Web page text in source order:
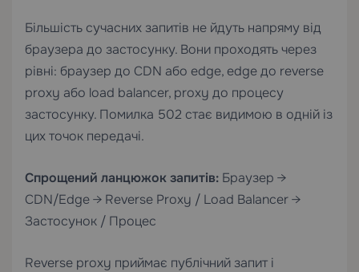
Більшість сучасних запитів не йдуть напряму від
браузера до застосунку. Вони проходять через
рівні: браузер до CDN або edge, edge до reverse
proxy або load balancer, proxy до процесу
застосунку. Помилка 502 стає видимою в одній із
цих точок передачі.
Спрощений ланцюжок запитів: Браузер →
CDN/Edge → Reverse Proxy / Load Balancer →
Застосунок / Процес
Reverse proxy приймає публічний запит і